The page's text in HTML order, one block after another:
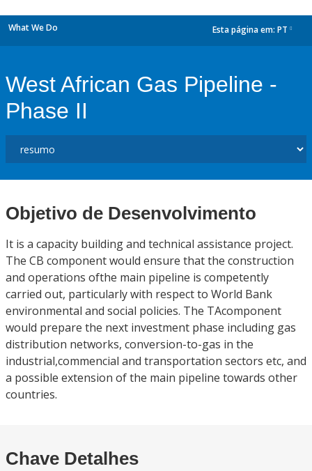
What We Do Esta página em: PT
West African Gas Pipeline -
Phase II
Objetivo de Desenvolvimento
It is a capacity building and technical assistance project.
The CB component would ensure that the construction
and operations ofthe main pipeline is competently
carried out, particularly with respect to World Bank
environmental and social policies. The TAcomponent
would prepare the next investment phase including gas
distribution networks, conversion-to-gas in the
industrial,commencial and transportation sectors etc, and
a possible extension of the main pipeline towards other
countries.
Chave Detalhes